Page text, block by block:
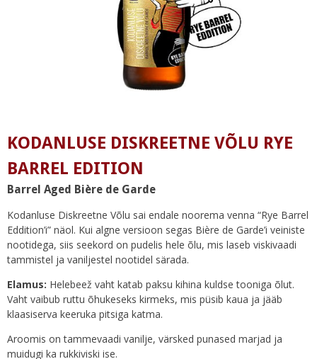
KODANLUSE DISKREETNE VÕLU RYE
BARREL EDITION
Barrel Aged Bière de Garde
Kodanluse Diskreetne Võlu sai endale noorema venna “Rye Barrel
Eddition’i” näol. Kui algne versioon segas Bière de Garde’i veiniste
nootidega, siis seekord on pudelis hele õlu, mis laseb viskivaadi
tammistel ja vaniljestel nootidel särada.
Elamus: Helebeež vaht katab paksu kihina kuldse tooniga õlut.
Vaht vaibub ruttu õhukeseks kirmeks, mis püsib kaua ja jääb
klaasiserva keeruka pitsiga katma.
Aroomis on tammevaadi vanilje, värsked punased marjad ja
muidugi ka rukkiviski ise.